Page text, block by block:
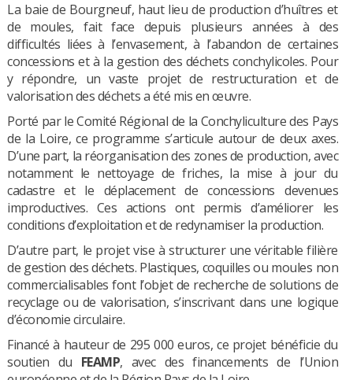
La baie de Bourgneuf, haut lieu de production d’huîtres et
de moules, fait face depuis plusieurs années à des
difficultés liées à l’envasement, à l’abandon de certaines
concessions et à la gestion des déchets conchylicoles. Pour
y répondre, un vaste projet de restructuration et de
valorisation des déchets a été mis en œuvre.
Porté par le Comité Régional de la Conchyliculture des Pays
de la Loire, ce programme s’articule autour de deux axes.
D’une part, la réorganisation des zones de production, avec
notamment le nettoyage de friches, la mise à jour du
cadastre et le déplacement de concessions devenues
improductives. Ces actions ont permis d’améliorer les
conditions d’exploitation et de redynamiser la production.
D’autre part, le projet vise à structurer une véritable filière
de gestion des déchets. Plastiques, coquilles ou moules non
commercialisables font l’objet de recherche de solutions de
recyclage ou de valorisation, s’inscrivant dans une logique
d’économie circulaire.
Financé à hauteur de 295 000 euros, ce projet bénéficie du
soutien du FEAMP, avec des financements de l’Union